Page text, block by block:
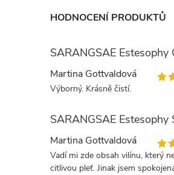
HODNOCENÍ PRODUKTŮ
Martina Gottvaldová
Výborný. Krásně čistí.
Martina Gottvaldová
Vadí mi zde obsah vilínu, který
citlivou pleť. Jinak jsem